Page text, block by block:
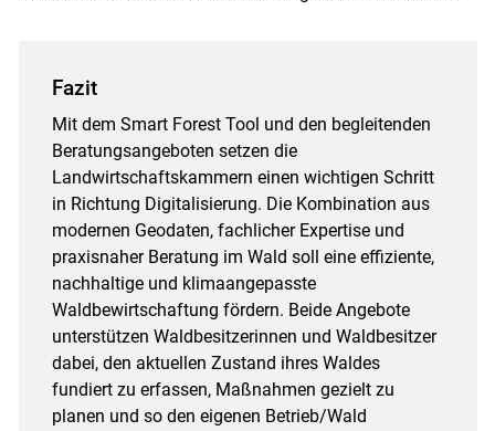
Fazit
Mit dem Smart Forest Tool und den begleitenden
Beratungsangeboten setzen die
Landwirtschaftskammern einen wichtigen Schritt
in Richtung Digitalisierung. Die Kombination aus
modernen Geodaten, fachlicher Expertise und
praxisnaher Beratung im Wald soll eine effiziente,
nachhaltige und ­klimaangepasste
Waldbewirtschaftung fördern. Beide Angebote
unterstützen Waldbesitzerinnen und Waldbesitzer
dabei, den aktuellen Zustand ihres Waldes
fundiert zu erfassen, Maßnahmen gezielt zu
planen und so den eigenen Betrieb/​Wald